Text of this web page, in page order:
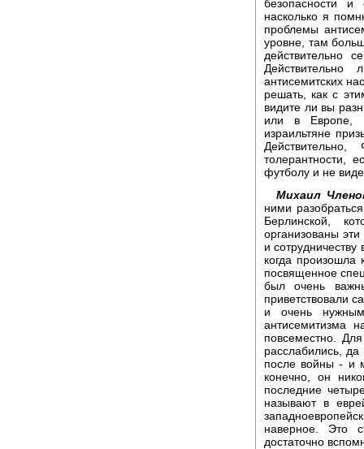
безопасности
насколько я
проблемы
уровне, там
действительно
антисемитских
решать, как с
видите ли вы
или в Европе,
израильтяне
толерантности,
футболу и не
Михаил
ними
Берлинской,
организованы
и
когда
посвященное
был очень
приветствовали
и очень
антисемитизма
повсеместно.
расслабились,
после войны - и
конечно, он
последние
называют в
наверное. Это
достаточно